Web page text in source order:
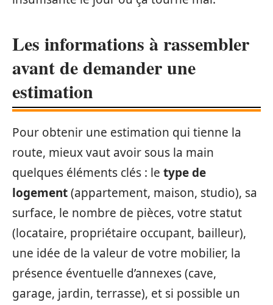
Les informations à rassembler
avant de demander une
estimation
Pour obtenir une estimation qui tienne la
route, mieux vaut avoir sous la main
quelques éléments clés : le type de
logement(appartement, maison, studio), sa
surface, le nombre de pièces, votre statut
(locataire, propriétaire occupant, bailleur),
une idée de la valeur de votre mobilier, la
présence éventuelle d’annexes (cave,
garage, jardin, terrasse), et si possible un